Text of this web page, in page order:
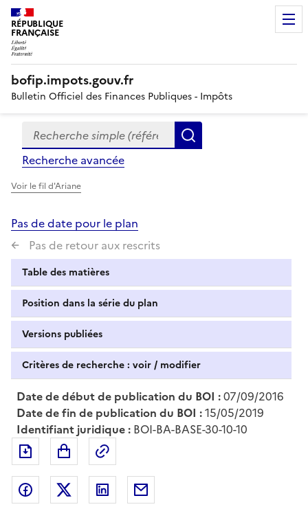
RÉPUBLIQUE
FRANÇAISE
bofip.impots.gouv.fr
Bulletin Officiel des Finances Publiques - Impôts
Formulaire
de
recherche
Recherche simple (références, mots clés, partie du
Recherche avancée
Voir le fil d'Ariane
Pas de date pour le plan
Pas de retour aux rescrits
Table des matières
Position dans la série du plan
Versions publiées
Critères de recherche : voir / modifier
Date de début de publication du BOI :07/09/2016
Date de fin de publication du BOI :15/05/2019
Identifiant juridique : BOI-BA-BASE-30-10-10
Exporter le document au format pdf
Partager sur Facebook
Partager sur Twitter
Partager sur LinkedIn